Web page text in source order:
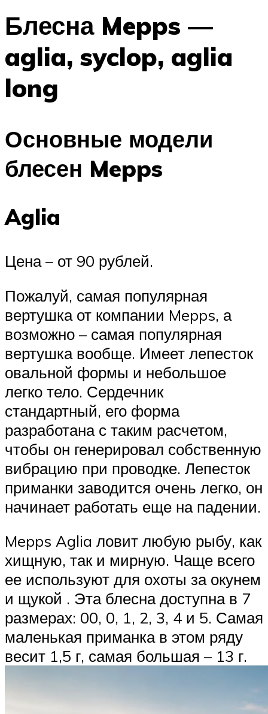
Блесна Mepps —
aglia, syclop, aglia
long
Основные модели
блесен Mepps
Aglia
Цена – от 90 рублей.
Пожалуй, самая популярная
вертушка от компании Mepps, а
возможно – самая популярная
вертушка вообще. Имеет лепесток
овальной формы и небольшое
легко тело. Сердечник
стандартный, его форма
разработана с таким расчетом,
чтобы он генерировал собственную
вибрацию при проводке. Лепесток
приманки заводится очень легко, он
начинает работать еще на падении.
Mepps Aglia ловит любую рыбу, как
хищную, так и мирную. Чаще всего
ее используют для охоты за окунем
и щукой . Эта блесна доступна в 7
размерах: 00, 0, 1, 2, 3, 4 и 5. Самая
маленькая приманка в этом ряду
весит 1,5 г, самая большая – 13 г.